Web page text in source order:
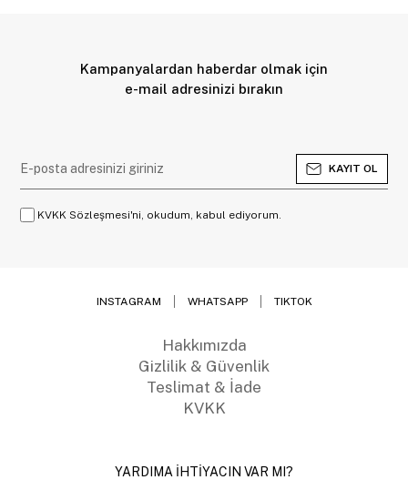
Kampanyalardan haberdar olmak için
e-mail adresinizi bırakın
KAYIT OL
KVKK Sözleşmesi'ni, okudum, kabul ediyorum.
INSTAGRAM WHATSAPP TIKTOK
Hakkımızda
Gizlilik & Güvenlik
Teslimat & İade
KVKK
YARDIMA İHTİYACIN VAR MI?